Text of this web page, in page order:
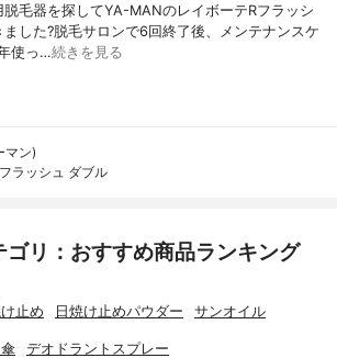
毛器を探してYA-MANのレイボーテRフラッシ
ました?脱毛サロンで6回終了後、メンテナンスケ
使っ…続きを見る
マン)
ラッシュ ダブル
ゴリ：おすすめ商品ランキング
止め 日焼け止めパウダー サンオイル
デオドラントスプレー